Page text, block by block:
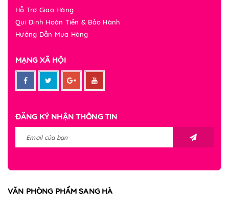
Hỗ Trợ Giao Hàng
Qui Định Hoàn Tiền & Bảo Hành
Hướng Dẫn Mua Hàng
MẠNG XÃ HỘI
ĐĂNG KÝ NHẬN THÔNG TIN
VĂN PHÒNG PHẨM SANG HÀ